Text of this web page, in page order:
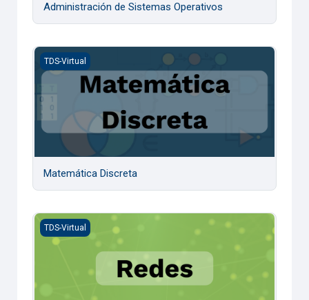
Administración de Sistemas Operativos
Matemática Discreta
TDS-Virtual
Matemática Discreta
Redes
TDS-Virtual